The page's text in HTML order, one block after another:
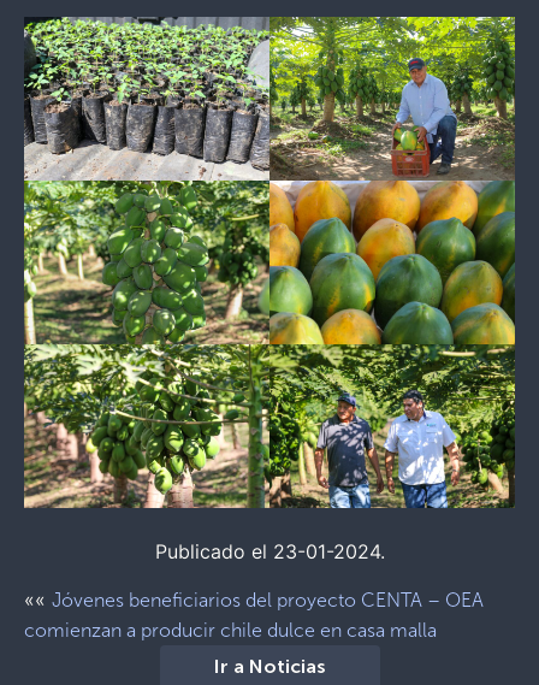
Publicado el 23-01-2024.
«« Jóvenes beneficiarios del proyecto CENTA – OEA
comienzan a producir chile dulce en casa malla
Ir a Noticias